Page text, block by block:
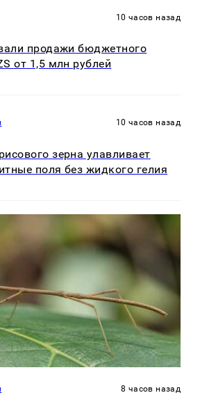
10 часов назад
продажи бюджетного
от 1,5 млн рублей
10 часов назад
зерна улавливает
поля без жидкого гелия
8 часов назад